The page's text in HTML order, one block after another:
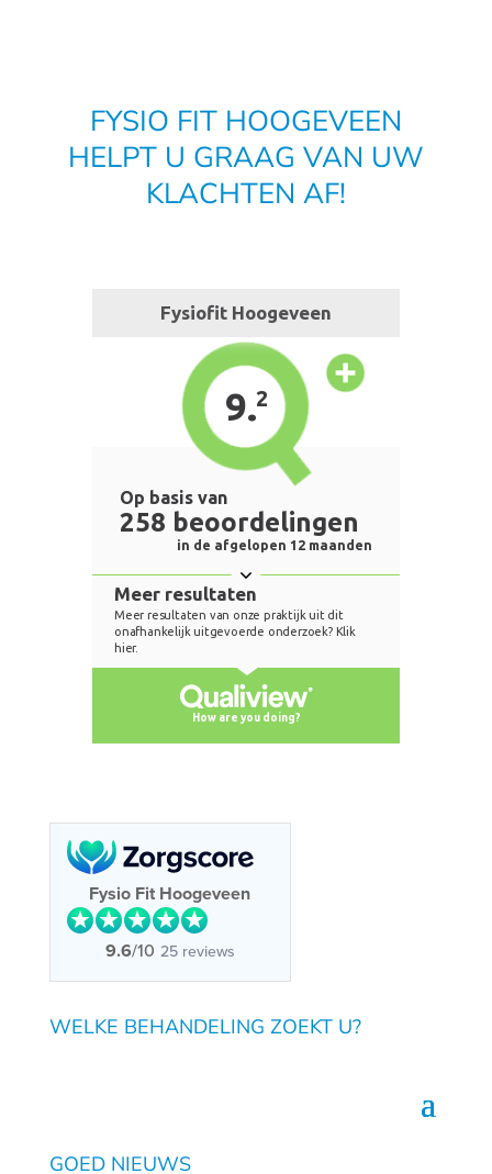
FYSIO FIT HOOGEVEEN
HELPT U GRAAG VAN UW
KLACHTEN AF!
Fysio Fit Hoogeveen
9.6/10 25 reviews
WELKE BEHANDELING ZOEKT U?
GOED NIEUWS